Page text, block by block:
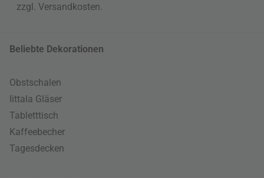
zzgl. Versandkosten
Beliebte Dekorationen
Obstschalen
Iittala Gläser
Tabletttisch
Kaffeebecher
Tagesdecken